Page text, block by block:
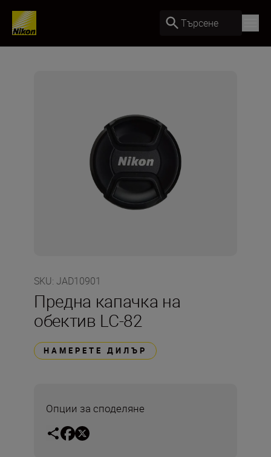
Търсене
SKU: JAD10901
Предна капачка на
обектив LC-82
НАМЕРЕТЕ ДИЛЪР
Опции за споделяне